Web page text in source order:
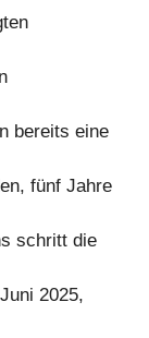
bereits eine
fünf Jahre
schritt die
2025,